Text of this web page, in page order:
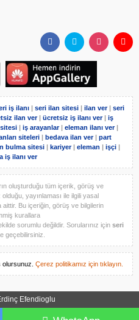
Efendioglu
iş ilanı | seri ilan sitesi | ilan ver| seri
ilan ver| ücretsiz iş ilanı ver| iş
| iş arayanlar| eleman ilanı ver|
siteleri | bedava ilan ver| part
bulma sitesi | kariyer| eleman | işçi |
iş ilanı ver
oluşturduğu tüm içerik, görüş ve
yayınlaması ile ilgili yasal
aittir. Bu içeriğin, görüş ve bilgilerin
kurallara
sorumlu değildir. Sorularınız için seri
geçebilirsiniz.
Çerez politikamız için tıklayın.